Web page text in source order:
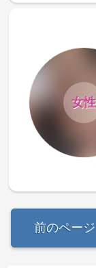
女性
前のページ